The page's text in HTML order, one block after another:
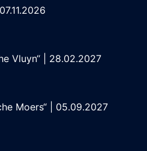
Vluyn“ | 28.02.2027
Moers“ | 05.09.2027